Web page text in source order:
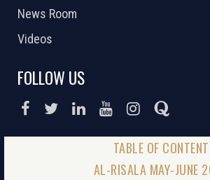
AL-RISALA MAY-JUNE
News Room
Videos
FOLLOW US
DONATE NOW